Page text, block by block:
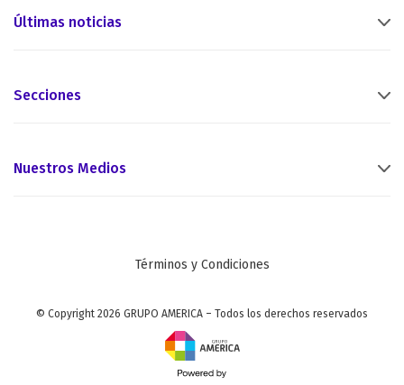
Últimas noticias
Secciones
Nuestros Medios
Términos y Condiciones
© Copyright 2026 GRUPO AMERICA – Todos los derechos reservados